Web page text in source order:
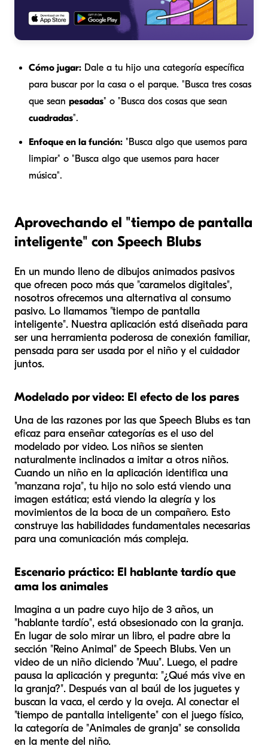
Cómo jugar: Dale a tu hijo una categoría específica
para buscar por la casa o el parque. "Busca tres cosas
que sean pesadas" o "Busca dos cosas que sean
cuadradas".
Enfoque en la función: "Busca algo que usemos para
limpiar" o "Busca algo que usemos para hacer
música".
Aprovechando el "tiempo de pantalla
inteligente" con Speech Blubs
En un mundo lleno de dibujos animados pasivos
que ofrecen poco más que "caramelos digitales",
nosotros ofrecemos una alternativa al consumo
pasivo. Lo llamamos "tiempo de pantalla
inteligente". Nuestra aplicación está diseñada para
ser una herramienta poderosa de conexión familiar,
pensada para ser usada por el niño y el cuidador
juntos.
Modelado por video: El efecto de los pares
Una de las razones por las que Speech Blubs es tan
eficaz para enseñar categorías es el uso del
modelado por video. Los niños se sienten
naturalmente inclinados a imitar a otros niños.
Cuando un niño en la aplicación identifica una
"manzana roja", tu hijo no solo está viendo una
imagen estática; está viendo la alegría y los
movimientos de la boca de un compañero. Esto
construye las habilidades fundamentales necesarias
para una comunicación más compleja.
Escenario práctico: El hablante tardío que
ama los animales
Imagina a un padre cuyo hijo de 3 años, un
"hablante tardío", está obsesionado con la granja.
En lugar de solo mirar un libro, el padre abre la
sección "Reino Animal" de Speech Blubs. Ven un
video de un niño diciendo "Muu". Luego, el padre
pausa la aplicación y pregunta: "¿Qué más vive en
la granja?". Después van al baúl de los juguetes y
buscan la vaca, el cerdo y la oveja. Al conectar el
"tiempo de pantalla inteligente" con el juego físico,
la categoría de "Animales de granja" se consolida
en la mente del niño.